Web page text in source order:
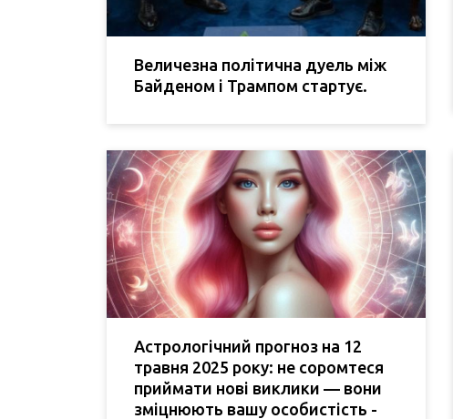
Величезна політична дуель між
Байденом і Трампом стартує.
Астрологічний прогноз на 12
травня 2025 року: не соромтеся
приймати нові виклики — вони
зміцнюють вашу особистість -